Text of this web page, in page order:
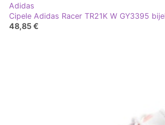
Adidas
Cipele Adidas Racer TR21K W GY3395
48,85 €